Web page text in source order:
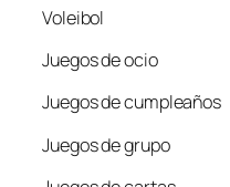
Voleibol
Juegos de ocio
Juegos de cumpleaños
Juegos de grupo